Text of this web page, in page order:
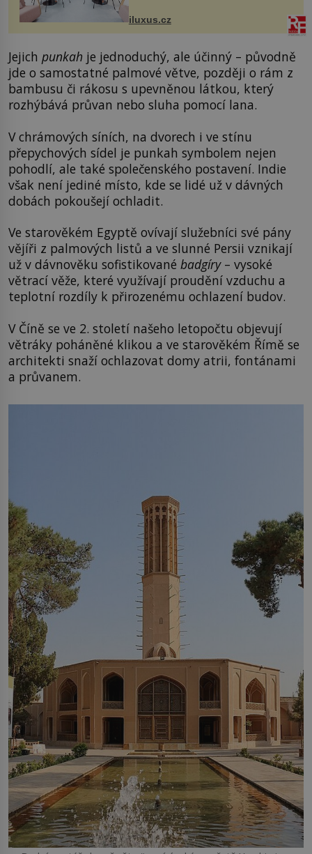
budov Media...
iluxus.cz
Jejich punkah je jednoduchý, ale účinný – původně
jde o samostatné palmové větve, později o rám z
bambusu či rákosu s upevněnou látkou, který
rozhýbává průvan nebo sluha pomocí lana.
V chrámových síních, na dvorech i ve stínu
přepychových sídel je punkah symbolem nejen
pohodlí, ale také společenského postavení. Indie
však není jediné místo, kde se lidé už v dávných
dobách pokoušejí ochladit.
Ve starověkém Egyptě ovívají služebníci své pány
vějíři z palmových listů a ve slunné Persii vznikají
už v dávnověku sofistikované badgíry– vysoké
větrací věže, které využívají proudění vzduchu a
teplotní rozdíly k přirozenému ochlazení budov.
V Číně se ve 2. století našeho letopočtu objevují
větráky poháněné klikou a ve starověkém Římě se
architekti snaží ochlazovat domy atrii, fontánami
a průvanem.